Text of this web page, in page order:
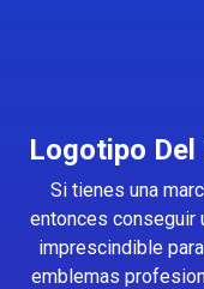
Logotipo
Si tienes una
entonces conseguir
imprescindible
emblemas